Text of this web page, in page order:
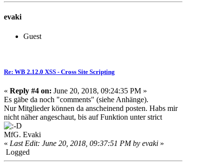
evaki
Guest
Re: WB 2.12.0 XSS - Cross Site Scripting
« Reply #4 on: June 20, 2018, 09:24:35 PM »
Es gäbe da noch "comments" (siehe Anhänge).
Nur Mitglieder können da anscheinend posten. Habs mir
nicht näher angeschaut, bis auf Funktion unter strict
MfG. Evaki
« Last Edit: June 20, 2018, 09:37:51 PM by evaki »
Logged